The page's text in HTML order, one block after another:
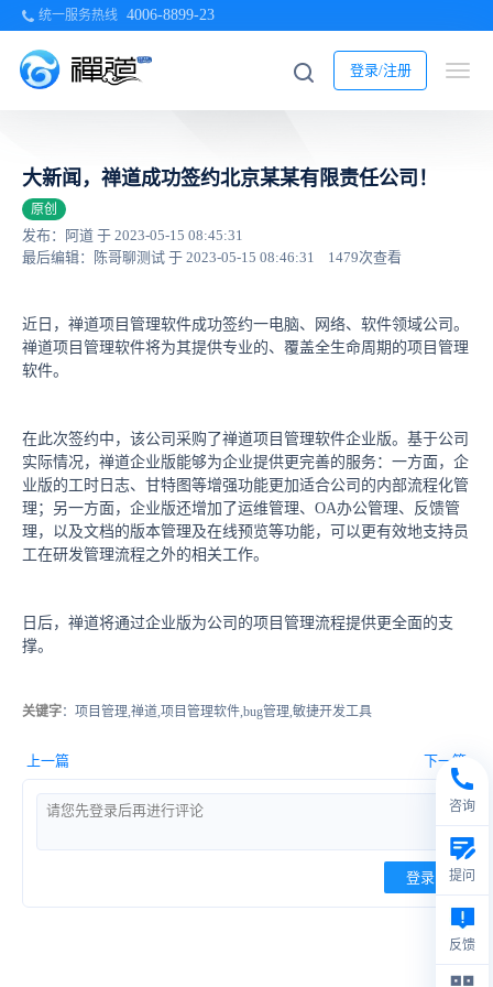
统一服务热线 4006-8899-23
登录/注册
大新闻，禅道成功签约北京某某有限责任公司！
原创
发布：阿道 于 2023-05-15 08:45:31
最后编辑：陈哥聊测试 于 2023-05-15 08:46:31
1479次查看
近日，禅道项目管理软件成功签约一电脑、网络、软件领域公司。
禅道项目管理软件将为其提供专业的、覆盖全生命周期的项目管理
软件。
在此次签约中，该公司采购了禅道项目管理软件企业版。基于公司
实际情况，禅道企业版能够为企业提供更完善的服务：一方面，企
业版的工时日志、甘特图等增强功能更加适合公司的内部流程化管
理；另一方面，企业版还增加了运维管理、OA办公管理、反馈管
理，以及文档的版本管理及在线预览等功能，可以更有效地支持员
工在研发管理流程之外的相关工作。
日后，禅道将通过企业版为公司的项目管理流程提供更全面的支
撑。
关键字：项目管理,禅道,项目管理软件,bug管理,敏捷开发工具
上一篇 下一篇
登录
咨询
提问
反馈